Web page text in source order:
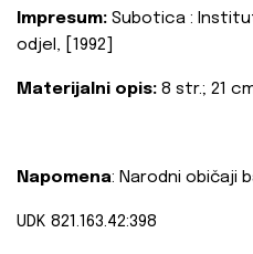
Impresum: Subotica :
odjel, [1992]
Materijalni opis: 8 str.; 21
Napomena: Narodni običaji
UDK 821.163.42:398